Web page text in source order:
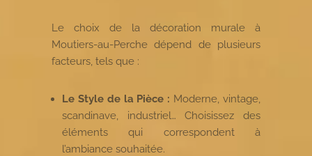
Le choix de la décoration murale à
Moutiers-au-Perche dépend de plusieurs
facteurs, tels que :
Le Style de la Pièce : Moderne, vintage,
scandinave, industriel… Choisissez des
éléments qui correspondent à
l’ambiance souhaitée.